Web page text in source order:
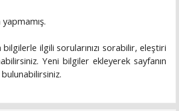
ilgili sorularınızı sorabilir, eleştiri
Yeni bilgiler ekleyerek sayfanın